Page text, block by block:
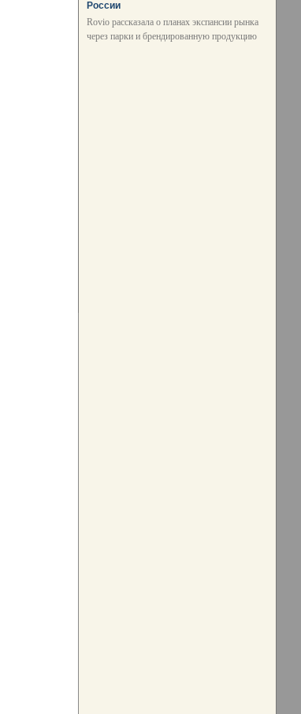
России
Rovio рассказала о планах экспансии рынка
через парки и брендированную продукцию